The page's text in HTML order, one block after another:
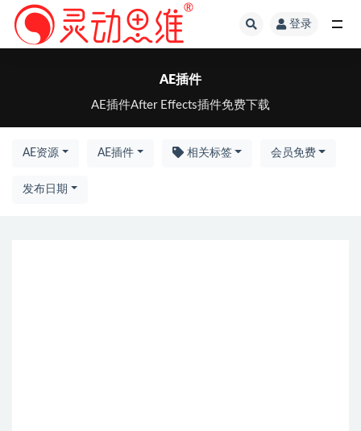
登录
AE插件
AE插件After Effects插件免费下载
AE资源 AE插件 相关标签 会员免费
发布日期
全部